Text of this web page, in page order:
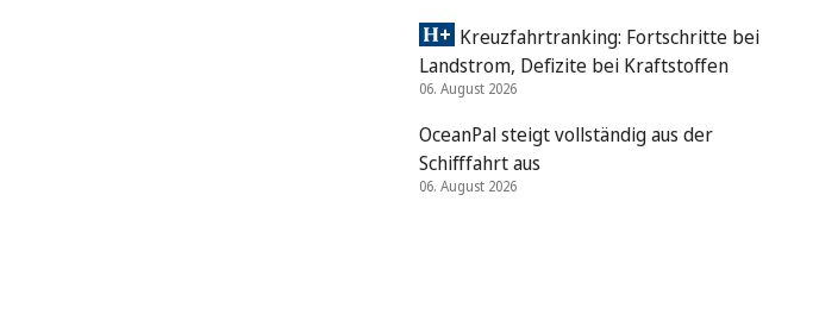
Kreuzfahrtranking: Fortschritte bei
Landstrom, Defizite bei Kraftstoffen
06. August 2026
OceanPal steigt vollständig aus der
Schifffahrt aus
06. August 2026